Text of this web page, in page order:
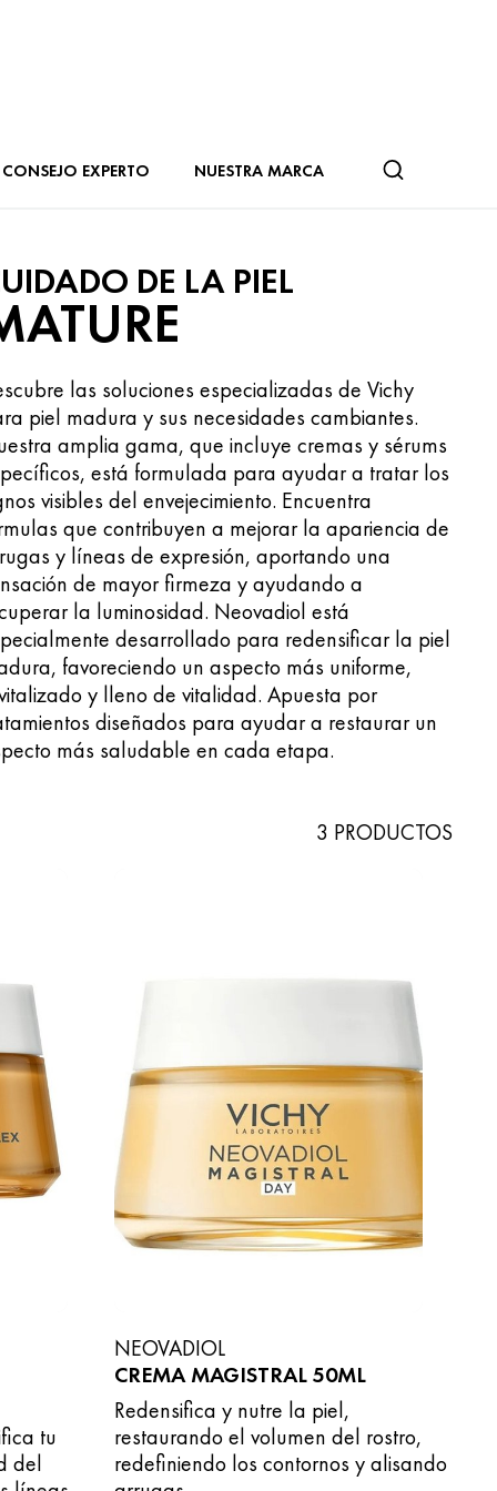
CONSEJO EXPERTO NUESTRA MARCA
DE LA PIEL
las soluciones especializadas de Vichy
piel madura y sus necesidades cambiantes.
amplia gama, que incluye cremas y sérums
está formulada para ayudar a tratar los
visibles del envejecimiento. Encuentra
que contribuyen a mejorar la apariencia de
y líneas de expresión, aportando una
de mayor firmeza y ayudando a
la luminosidad. Neovadiol está
desarrollado para redensificar la piel
favoreciendo un aspecto más uniforme,
y lleno de vitalidad. Apuesta por
diseñados para ayudar a restaurar un
más saludable en cada etapa.
3 PRODUCTOS
tu
del
NEOVADIOL
CREMA MAGISTRAL 50ML
Redensifica y nutre la piel,
restaurando el volumen del rostro,
redefiniendo los contornos y alisando